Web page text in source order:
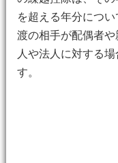
を超える年分につ
渡の相手が配偶者
人や法人に対する
す。